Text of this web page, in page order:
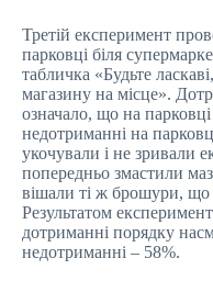
Третій експеримент
парковці біля
табличка «Будьте
магазину на місце».
означало, що на парковці
недотриманні на
укочували і не зривали
попередньо змастили
вішали ті ж брошури, що
Результатом
дотриманні порядку
недотриманні – 58%.